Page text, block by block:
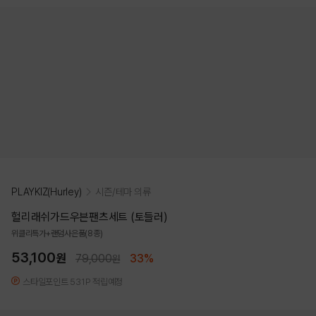
PLAYKIZ(Hurley) 시즌/테마 의류
헐리래쉬가드우븐팬츠세트 (토들러)
위클리특가+랜덤사은품(8종)
53,100원 79,000원 33%
스타일포인트 531P 적립예정